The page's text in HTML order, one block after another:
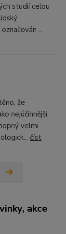
studií celou
...
že
nejúčinnější
velmi
číst
akce